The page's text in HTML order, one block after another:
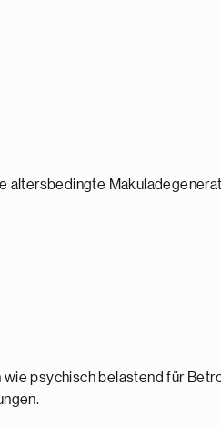
altersbedingte
psychisch belastend für